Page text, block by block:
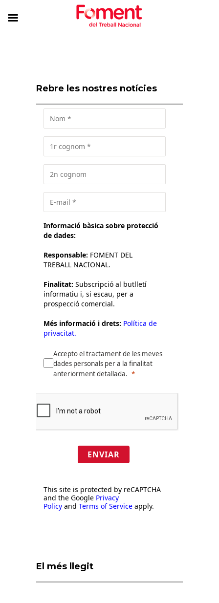
Rebre les nostres notícies
Informació bàsica sobre protecció
de dades:
Responsable: FOMENT DEL
TREBALL NACIONAL.
Finalitat: Subscripció al butlletí
informatiu i, si escau, per a
prospecció comercial.
Més informació i drets: Política de
privacitat.
Accepto el tractament de les meves
dades personals per a la finalitat
anteriorment detallada.
ENVIAR
This site is protected by reCAPTCHA
and the Google Privacy
Policy and Terms of Service apply.
El més llegit